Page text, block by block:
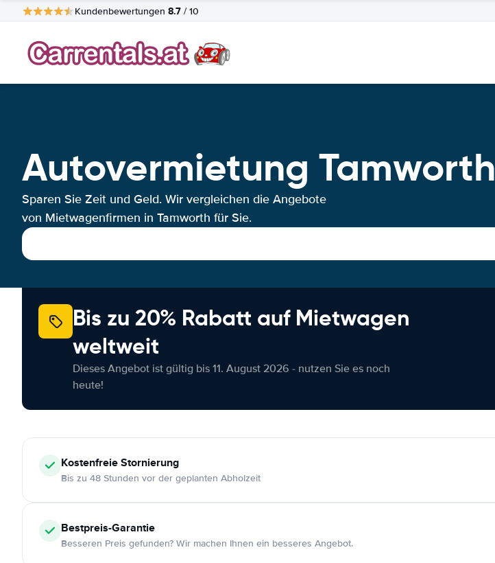
Kundenbewertungen 8.7 / 10
Autovermietung Tamworth
Sparen Sie Zeit und Geld. Wir vergleichen die Angebote
von Mietwagenfirmen in Tamworth für Sie.
Bis zu 20% Rabatt auf Mietwagen
weltweit
Dieses Angebot ist gültig bis 11. August 2026 - nutzen Sie es noch
heute!
KostenfreieStornierung
Bis zu 48 Stunden vor der geplanten Abholzeit
Bestpreis-Garantie
Besseren Preis gefunden? Wir machen Ihnen ein besseres Angebot.